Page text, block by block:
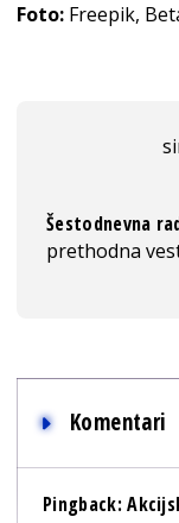
Foto: Freepik,
Šestodnevna
prethodna
Komentari
Pingback: